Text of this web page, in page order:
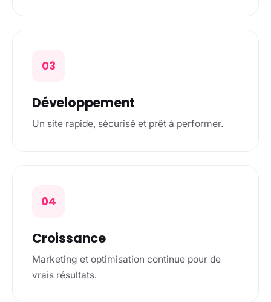
03
Développement
Un site rapide, sécurisé et prêt à performer.
04
Croissance
Marketing et optimisation continue pour de
vrais résultats.